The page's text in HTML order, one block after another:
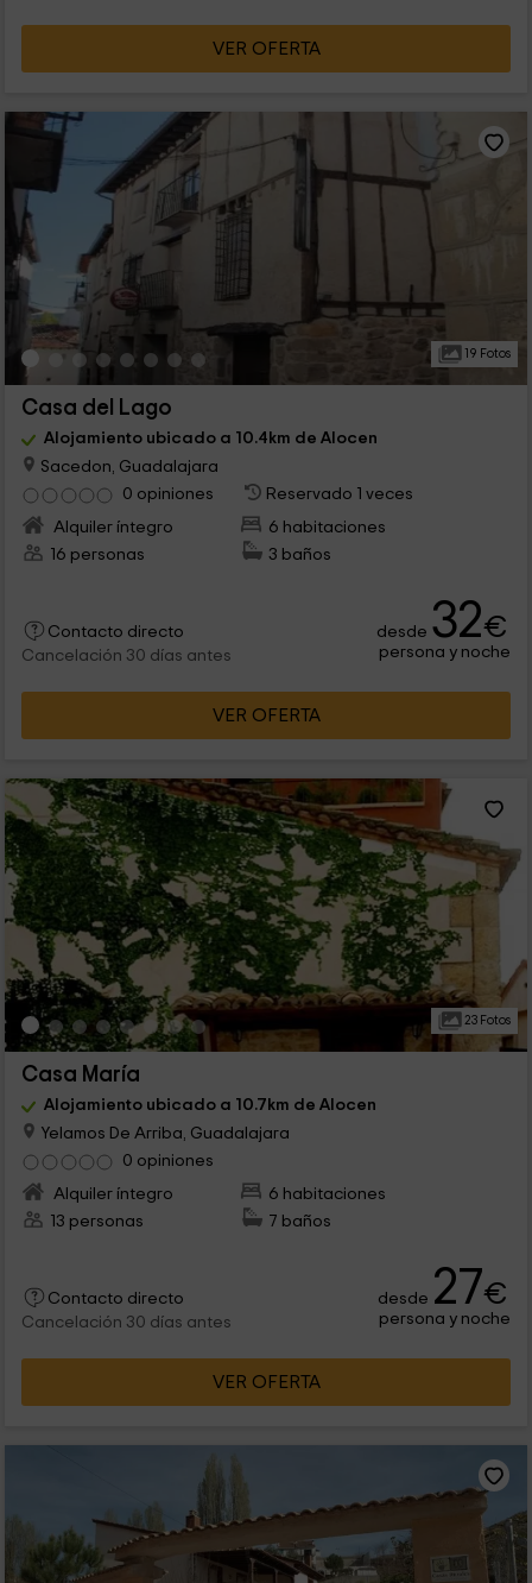
VER OFERTA
19 Fotos
Casa del Lago
Alojamiento ubicado a 10.4km de Alocen
Sacedon, Guadalajara
0 opiniones
Reservado 1 veces
Alquiler íntegro
6 habitaciones
16 personas
3 baños
Contacto directo
Cancelación 30 días antes
desde 32€
persona y noche
VER OFERTA
23 Fotos
Casa María
Alojamiento ubicado a 10.7km de Alocen
Yelamos De Arriba, Guadalajara
0 opiniones
Alquiler íntegro
6 habitaciones
13 personas
7 baños
Contacto directo
Cancelación 30 días antes
desde 27€
persona y noche
VER OFERTA